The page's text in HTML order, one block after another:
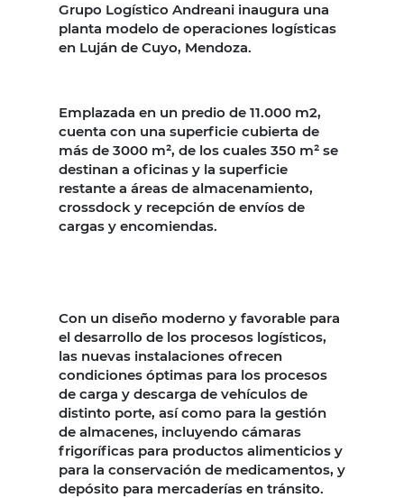
Grupo Logístico Andreani inaugura una
planta modelo de operaciones logísticas
en Luján de Cuyo, Mendoza.
Emplazada en un predio de 11.000 m2,
cuenta con una superficie cubierta de
más de 3000 m², de los cuales 350 m² se
destinan a oficinas y la superficie
restante a áreas de almacenamiento,
crossdock y recepción de envíos de
cargas y encomiendas.
Con un diseño moderno y favorable para
el desarrollo de los procesos logísticos,
las nuevas instalaciones ofrecen
condiciones óptimas para los procesos
de carga y descarga de vehículos de
distinto porte, así como para la gestión
de almacenes, incluyendo cámaras
frigoríficas para productos alimenticios y
para la conservación de medicamentos, y
depósito para mercaderías en tránsito.